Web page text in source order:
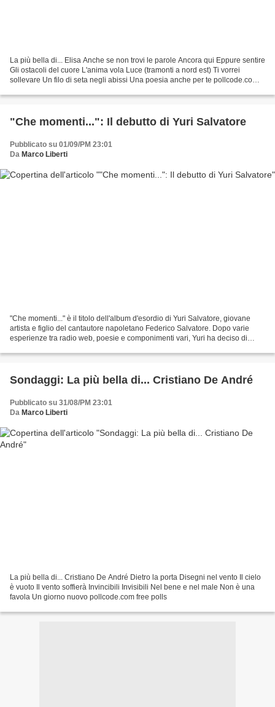
La più bella di... Elisa Anche se non trovi le parole Ancora qui Eppure sentire
Gli ostacoli del cuore L'anima vola Luce (tramonti a nord est) Ti vorrei
sollevare Un filo di seta negli abissi Una poesia anche per te pollcode.com
"Che momenti...": Il debutto di Yuri Salvatore
Pubblicato su 01/09/PM 23:01
Da Marco Liberti
"Che momenti..." è il titolo dell'album d'esordio di Yuri Salvatore, giovane
artista e figlio del cantautore napoletano Federico Salvatore. Dopo varie
esperienze tra radio web, poesie e componimenti vari, Yuri ha deciso di
Sondaggi: La più bella di... Cristiano De André
Pubblicato su 31/08/PM 23:01
Da Marco Liberti
La più bella di... Cristiano De André Dietro la porta Disegni nel vento Il cielo
è vuoto Il vento soffierà Invincibili Invisibili Nel bene e nel male Non è una
favola Un giorno nuovo pollcode.com free polls